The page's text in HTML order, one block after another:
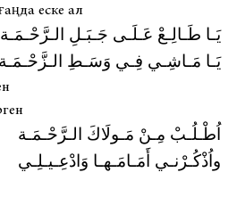
еске ал
يَـا طَـالِـعْ عَـلَـى جَـبَـلِ الـرَّحْـمَـة
يَـا مَـاشِـي فِـي وَسَـطِ الـزَّحْـمَـة
اُطْـلُـبْ مِـنْ مَـولَاكَ الـرَّحْـمَـة
واُذْكُـرْنـي أَمَـامَـهـا وَادْعِـيـلِـي